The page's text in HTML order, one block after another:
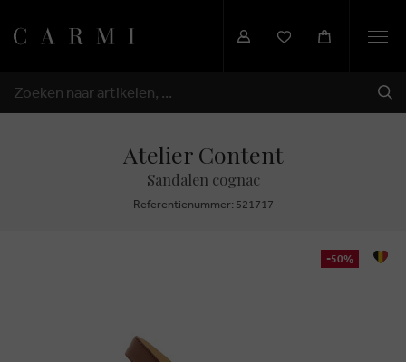
ZOEKEN
Atelier Content
Sandalen cognac
Referentienummer: 521717
-50%